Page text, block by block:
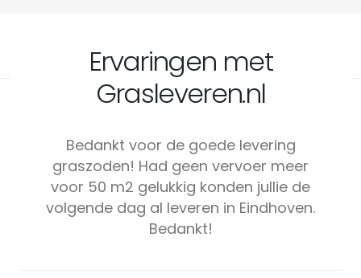
Ervaringen met
Grasleveren.nl
Bedankt voor de goede levering
graszoden! Had geen vervoer meer
voor 50 m2 gelukkig konden jullie de
volgende dag al leveren in Eindhoven.
Bedankt!